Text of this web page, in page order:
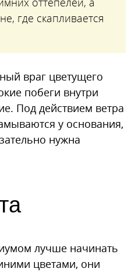
где скапливается
враг цветущего
побеги внутри
Под действием ветра
у основания,
нужна
лучше начинать
цветами, они